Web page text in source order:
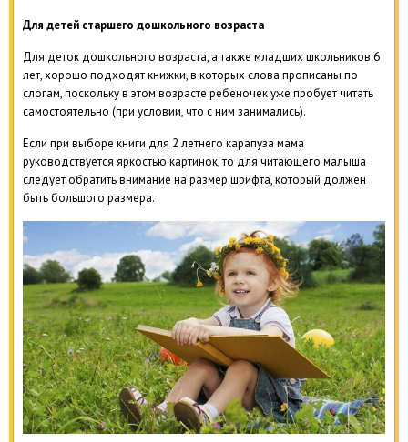
Для детей старшего дошкольного возраста
Для деток дошкольного возраста, а также младших школьников 6
лет, хорошо подходят книжки, в которых слова прописаны по
слогам, поскольку в этом возрасте ребеночек уже пробует читать
самостоятельно (при условии, что с ним занимались).
Если при выборе книги для 2 летнего карапуза мама
руководствуется яркостью картинок, то для читающего малыша
следует обратить внимание на размер шрифта, который должен
быть большого размера.